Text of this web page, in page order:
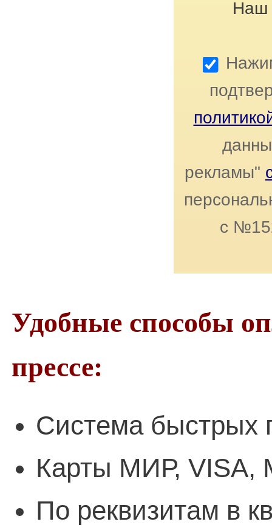
Наш
рекламы"
с
Удобные способы
прессе:
Система быстрых
Карты МИР, VISA,
По реквизитам в